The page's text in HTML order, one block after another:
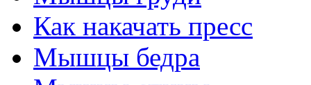
Как накачать пресс
Мышцы бедра